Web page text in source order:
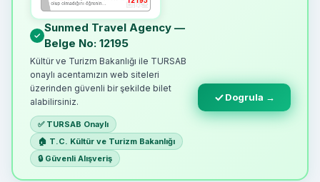
Sunmed Travel Agency —
Belge No: 12195
Kültür ve Turizm Bakanlığı ile TURSAB
onaylı acentamızın web siteleri
üzerinden güvenli bir şekilde bilet
alabilirsiniz.
✅ TURSAB Onaylı
🏠 T.C. Kültür ve Turizm Bakanlığı
🔒 Güvenli Alışveriş
Dogrula →